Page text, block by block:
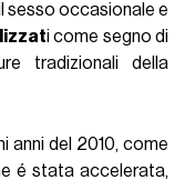
sesso occasionale e
i come segno di
tradizionali della
anni del 2010, come
é stata accelerata,